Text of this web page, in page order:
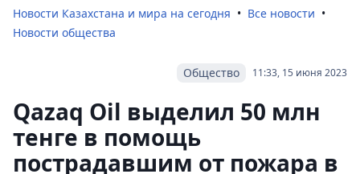
Новости Казахстана и мира на сегодня
Все новости
Новости общества
11:33, 15 июня 2023
Общество
Qazaq Oil выделил 50 млн
тенге в помощь
пострадавшим от пожара в